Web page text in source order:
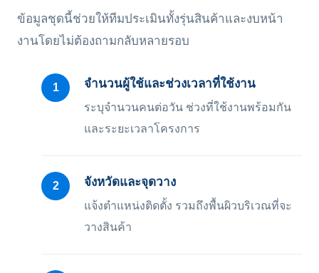
ข้อมูลชุดนี้ช่วยให้ทีมประเมินทั้งรุ่นสินค้าและงบหน้า
งานโดยไม่ต้องถามกลับหลายรอบ
จำนวนผู้ใช้และช่วงเวลาที่ใช้งาน
ระบุจำนวนคนต่อวัน ช่วงที่ใช้งานพร้อมกัน
และระยะเวลาโครงการ
จังหวัดและจุดวาง
แจ้งตำแหน่งติดตั้ง รวมถึงพื้นผิวบริเวณที่จะ
วางสินค้า